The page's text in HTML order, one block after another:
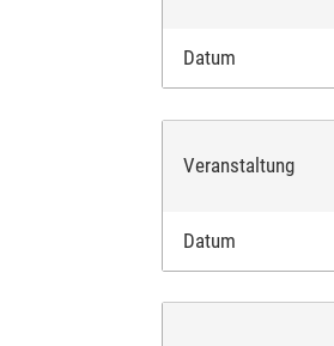
Datum
Veranstaltung
Datum